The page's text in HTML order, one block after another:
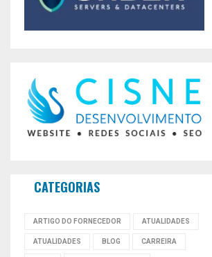
CATEGORIAS
ARTIGO DO FORNECEDOR ATUALIDADES
ATUALIDADES BLOG CARREIRA